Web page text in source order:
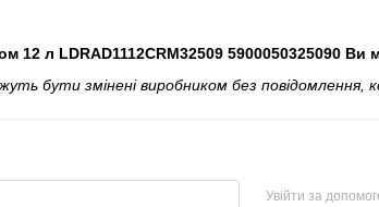
12 л LDRAD1112CRM32509 5900050325090 Ви
бути змінені виробником без повідомлення,
Увійти за